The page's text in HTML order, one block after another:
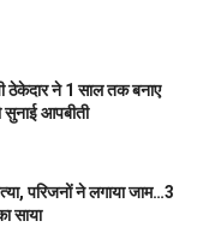
ठेकेदार ने 1 साल तक बनाए
सुनाई आपबीती
परिजनों ने लगाया जाम…3
साया